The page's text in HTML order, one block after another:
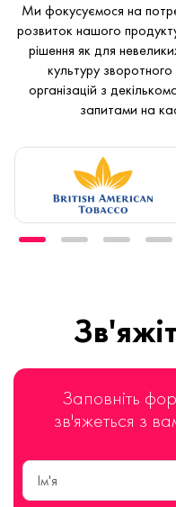
Ми фокусуємося на
розвиток нашого
рішення як для
культуру зворотного
організацій з
запитами на
Заповніть
зв'яжеться з